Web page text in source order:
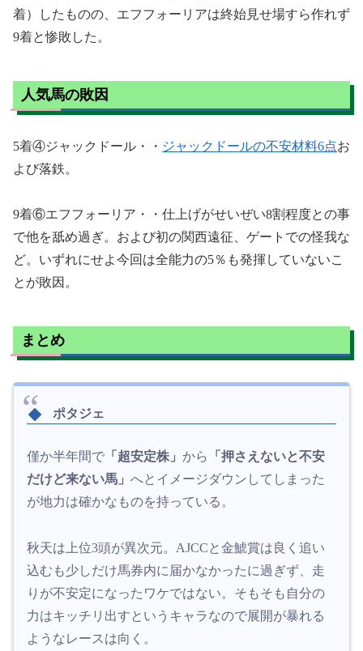
着）したものの、エフフォーリアは終始見せ場すら作れず
9着と惨敗した。
人気馬の敗因
5着④ジャックドール・・ ジャックドールの不安材料6点お
よび落鉄。
9着⑥エフフォーリア・・仕上げがせいぜい8割程度との事
で他を舐め過ぎ。および初の関西遠征、ゲートでの怪我な
ど。いずれにせよ今回は全能力の5％も発揮していないこ
とが敗因。
まとめ
ポタジェ
僅か半年間で 「超安定株」 から
「押さえないと不安
だけど来ない馬」 へとイメージダウンしてしまった
が地力は確かなものを持っている。
秋天は上位3頭が異次元。AJCCと金鯱賞は良く追い
込むも少しだけ馬券内に届かなかったに過ぎず、走
りが不安定になったワケではない。そもそも自分の
力はキッチリ出すというキャラなので展開が暴れる
ようなレースは向く。